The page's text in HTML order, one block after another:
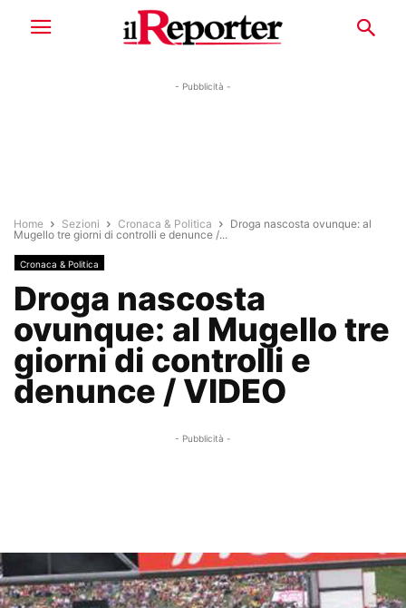
- Pubblicità -
Home Sezioni Cronaca & Politica
Droga nascosta ovunque: al
Mugello tre giorni di controlli e denunce /...
Cronaca & Politica
Droga nascosta
ovunque: al Mugello tre
giorni di controlli e
denunce / VIDEO
- Pubblicità -